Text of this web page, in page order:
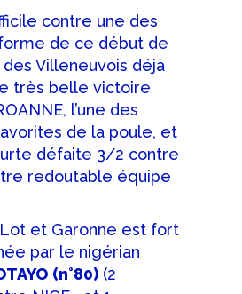
contre une des
de ce début de
des Villeneuvois déjà
très belle victoire
l’une des
de la poule, et
défaite 3/2 contre
redoutable équipe
Lot et Garonne est fort
par le nigérian
(n°80) (2